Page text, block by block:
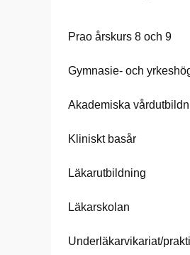
Prao årskurs 8 och 9
Gymnasie- och
Akademiska
Kliniskt basår
Läkarutbildning
Läkarskolan
Underläkarvikariat/